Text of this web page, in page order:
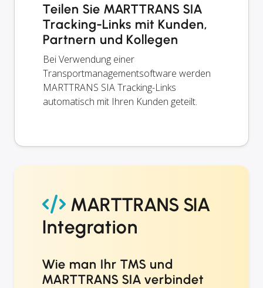
Teilen Sie MARTTRANS SIA
Tracking-Links mit Kunden,
Partnern und Kollegen
Bei Verwendung einer
Transportmanagementsoftware werden
MARTTRANS SIA Tracking-Links
automatisch mit Ihren Kunden geteilt.
MARTTRANS SIA
Integration
Wie man Ihr TMS und
MARTTRANS SIA verbindet